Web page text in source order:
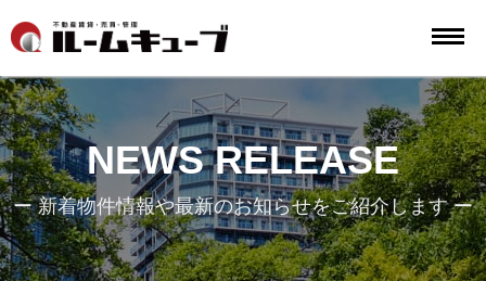
NEWS RELEASE
ー 新着物件情報や最新のお知らせをご紹介します ー